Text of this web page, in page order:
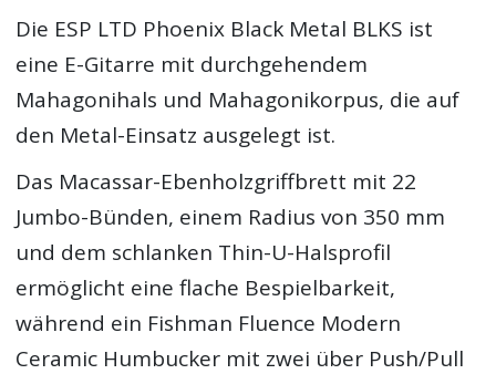
Die ESP LTD Phoenix Black Metal BLKS ist
eine E-Gitarre mit durchgehendem
Mahagonihals und Mahagonikorpus, die auf
den Metal-Einsatz ausgelegt ist.
Das Macassar-Ebenholzgriffbrett mit 22
Jumbo-Bünden, einem Radius von 350 mm
und dem schlanken Thin-U-Halsprofil
ermöglicht eine flache Bespielbarkeit,
während ein Fishman Fluence Modern
Ceramic Humbucker mit zwei über Push/Pull